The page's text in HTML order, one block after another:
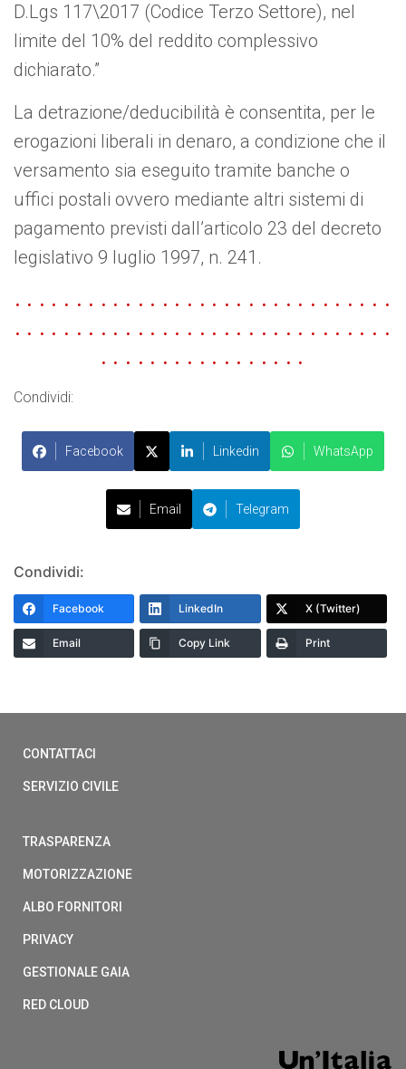
D.Lgs 117\2017 (Codice Terzo Settore), nel
limite del 10% del reddito complessivo
dichiarato.”
La detrazione/deducibilità è consentita, per le
erogazioni liberali in denaro, a condizione che il
versamento sia eseguito tramite banche o
uffici postali ovvero mediante altri sistemi di
pagamento previsti dall’articolo 23 del decreto
legislativo 9 luglio 1997, n. 241.
. . . . . . . . . . . . . . . . . . . . . . . . . . . . . . .
. . . . . . . . . . . . . . . . . . . . . . . . . . . . . . .
. . . . . . . . . . . . . . . . .
Condividi:
Facebook Linkedin WhatsApp
Email Telegram
Condividi:
Facebook LinkedIn X (Twitter)
Email Copy Link Print
CONTATTACI
SERVIZIO CIVILE
TRASPARENZA
MOTORIZZAZIONE
ALBO FORNITORI
PRIVACY
GESTIONALE GAIA
RED CLOUD